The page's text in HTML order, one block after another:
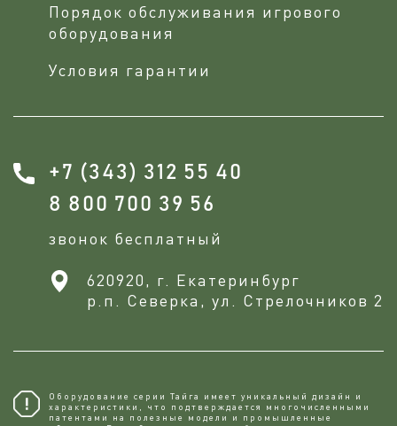
Порядок обслуживания игрового
оборудования
Условия гарантии
+7 (343) 312 55 40
8 800 700 39 56
звонок бесплатный
620920, г. Екатеринбург
р.п. Северка, ул. Стрелочников 2
Оборудование серии Тайга имеет уникальный дизайн и
характеристики, что подтверждается многочисленными
патентами на полезные модели и промышленные